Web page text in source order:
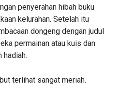
penyerahan hibah buku
kelurahan. Setelah itu
dongeng dengan judul
permainan atau kuis dan
hadiah.
terlihat sangat meriah.